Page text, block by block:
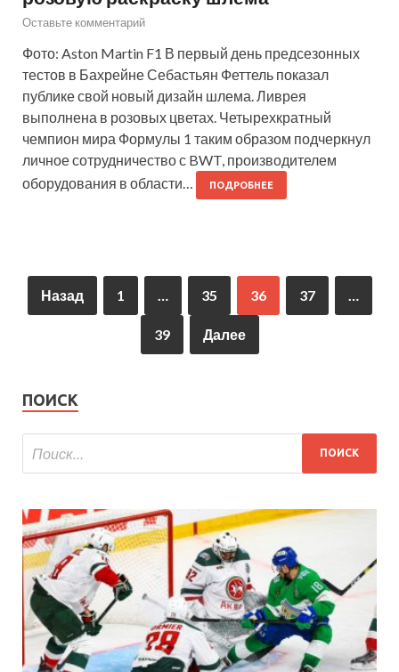
Оставьте комментарий
Фото: Aston Martin F1 В первый день предсезонных
тестов в Бахрейне Себастьян Феттель показал
публике свой новый дизайн шлема. Ливрея
выполнена в розовых цветах. Четырехкратный
чемпион мира Формулы 1 таким образом подчеркнул
личное сотрудничество с BWT, производителем
оборудования в области…
ПОДРОБНЕЕ
Назад 1 35 36 37
39 Далее
ПОИСК